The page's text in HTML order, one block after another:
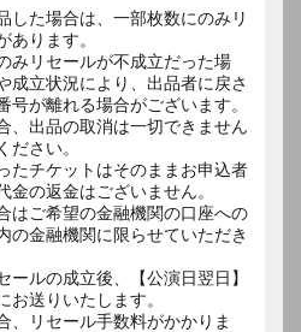
した場合は、一部枚数にのみリ
あります。
みリセールが不成立だった場
成立状況により、出品者に戻さ
号が離れる場合がございます。
、出品の取消は一切できません
ださい。
たチケットはそのままお申込者
の返金はございません。
はご希望の金融機関の口座への
の金融機関に限らせていただき
ルの成立後、【公演日翌日】
お送りいたします。
、リセール手数料がかかりま